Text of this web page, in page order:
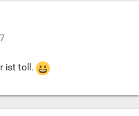
ist toll.